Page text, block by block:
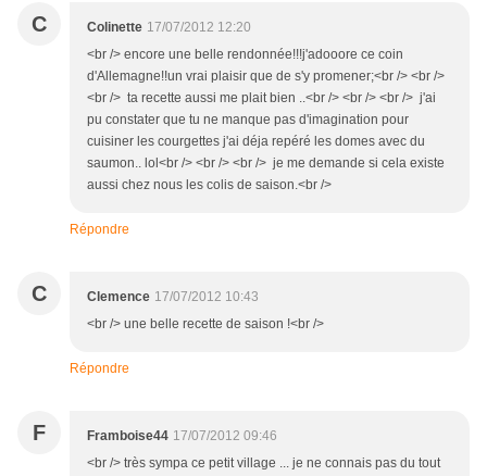
C Colinette 17/07/2012 12:20
<br /> encore une belle rendonnée!!!j'adooore ce coin
d'Allemagne!!un vrai plaisir que de s'y promener;<br /> <br />
<br /> ta recette aussi me plait bien ..<br /> <br /> <br /> j'ai
pu constater que tu ne manque pas d'imagination pour
cuisiner les courgettes j'ai déja repéré les domes avec du
saumon.. lol<br /> <br /> <br /> je me demande si cela existe
aussi chez nous les colis de saison.<br />
Répondre
C Clemence 17/07/2012 10:43
<br /> une belle recette de saison !<br />
Répondre
F Framboise44 17/07/2012 09:46
<br /> très sympa ce petit village ... je ne connais pas du tout